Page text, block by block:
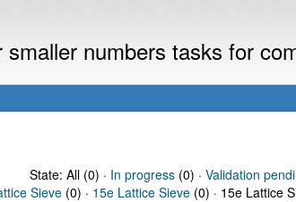
numbers tasks for
State: All (0) · In progress(0) · Validation
Sieve (0) · 15e Lattice Sieve (0) · 15e Lattice